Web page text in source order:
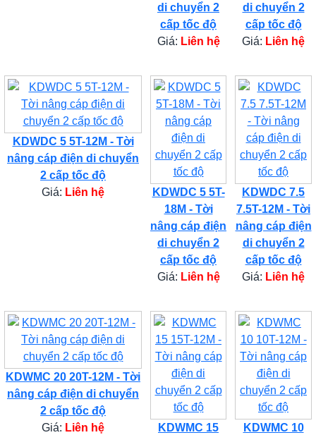
di chuyển 2
cấp tốc độ
Giá: Liên hệ
di chuyển 2
cấp tốc độ
Giá: Liên hệ
KDWDC 5 5T-12M - Tời
nâng cáp điện di chuyển
2 cấp tốc độ
Giá: Liên hệ
KDWDC 5 5T-
18M - Tời
nâng cáp điện
di chuyển 2
cấp tốc độ
Giá: Liên hệ
KDWDC 7.5
7.5T-12M - Tời
nâng cáp điện
di chuyển 2
cấp tốc độ
Giá: Liên hệ
KDWMC 20 20T-12M - Tời
nâng cáp điện di chuyển
2 cấp tốc độ
Giá: Liên hệ
KDWMC 15
KDWMC 10